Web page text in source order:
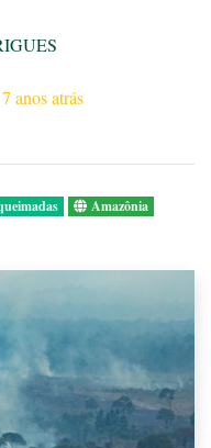
7 anos atrás
Amazônia